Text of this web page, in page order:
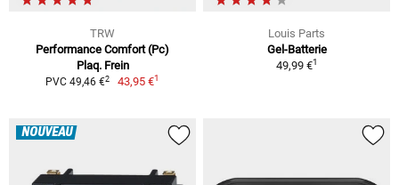
TRW
Performance Comfort (Pc)
Plaq. Frein
PVC 49,46 €2 43,95 €1
Louis Parts
Gel-Batterie
49,99 €1
NOUVEAU